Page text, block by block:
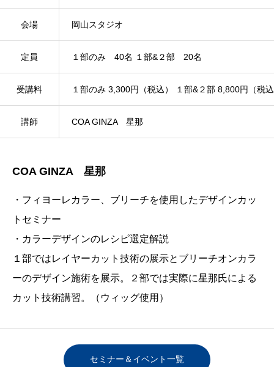
会場 岡山スタジオ
定員 １部のみ 40名 １部&２部 20名
受講料 １部のみ 3,300円（税込） １部&２部 8,800円（税
講師 COA GINZA 星那
COA GINZA 星那
・フィヨーレカラー、ブリーチを使用したデザインカッ
トセミナー
・カラーデザインのレシピ選定解説
１部ではレイヤーカット技術の展示とブリーチオンカラ
ーのデザイン施術を展示。２部では実際に星那氏による
カット技術講習。（ウィッグ使用）
セミナー＆イベント一覧